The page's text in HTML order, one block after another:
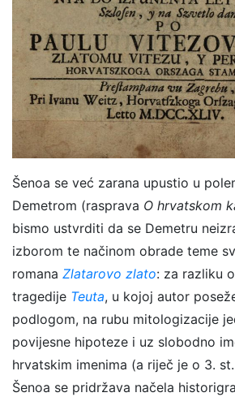
Šenoa se već zarana upustio u
Demetrom (rasprava O hrvatskom
bismo ustvrditi da se Demetru
izborom te načinom obrade teme
romana Zlatarovo zlato: za razliku
tragedije Teuta, u kojoj autor
podlogom, na rubu mitologizacije
povijesne hipoteze i uz slobodno
hrvatskim imenima (a riječ je o 3.
Šenoa se pridržava načela